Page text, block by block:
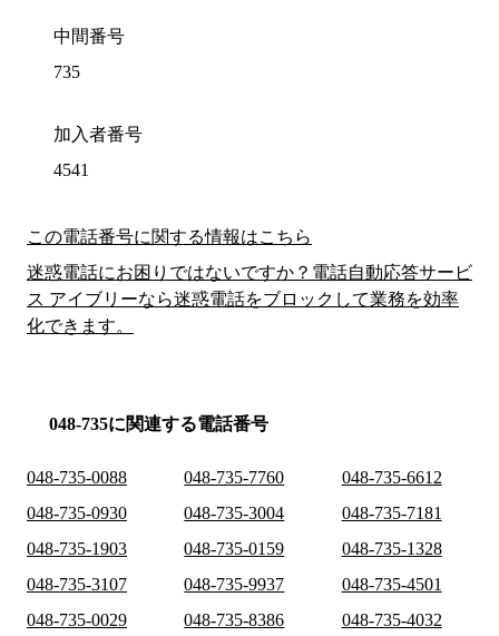
中間番号
735
加入者番号
4541
この電話番号に関する情報はこちら
迷惑電話にお困りではないですか？電話自動応答サービ
ス アイブリーなら迷惑電話をブロックして業務を効率
化できます。
048-735に関連する電話番号
048-735-0088 048-735-7760
048-735-6612
048-735-0930
048-735-3004
048-735-7181
048-735-1903
048-735-0159
048-735-1328
048-735-3107
048-735-9937
048-735-4501
048-735-0029
048-735-8386 048-735-4032